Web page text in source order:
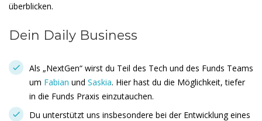
überblicken.
Dein Daily Business
Als „NextGen“ wirst du Teil des Tech und des Funds Teams
um Fabian und Saskia. Hier hast du die Möglichkeit, tiefer
in die Funds Praxis einzutauchen.
Du unterstützt uns insbesondere bei der Entwicklung eines